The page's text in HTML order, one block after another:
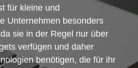
für kleine und
Unternehmen besonders
sie in der Regel nur über
verfügen und daher
benötigen, die für ihr